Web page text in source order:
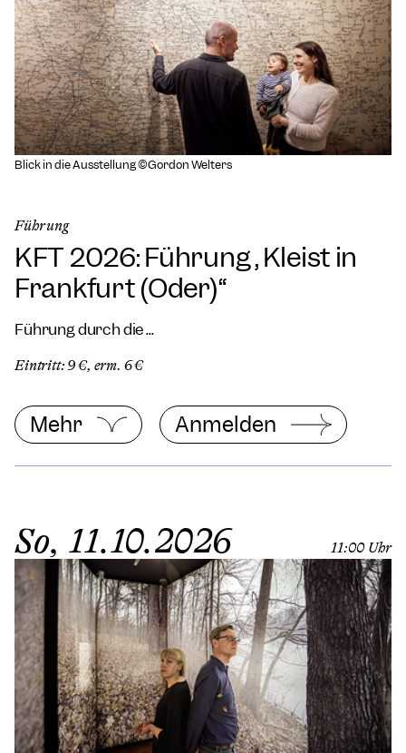
Blick in die Ausstellung ©Gordon Welters
Führung
KFT 2026: Führung „Kleist in
Frankfurt (Oder)“
Führung durch die ...
Eintritt: 9 €, erm. 6 €
Mehr Anmelden
So, 11.10.2026 11:00 Uhr